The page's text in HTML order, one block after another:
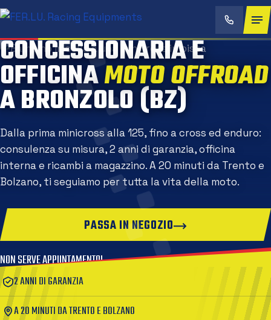
CONCESSIONARIA E
OFFICINAMOTO OFFROAD
A BRONZOLO (BZ)
Dalla prima minicross alla 125, fino a cross ed enduro:
consulenza su misura, 2 anni di garanzia, officina
interna e ricambi a magazzino. A 20 minuti da Trento e
Bolzano, ti seguiamo per tutta la vita della moto.
PASSA IN NEGOZIO
NON SERVE APPUNTAMENTO!
2 ANNI DI GARANZIA
A 20 MINUTI DA TRENTO E BOLZANO